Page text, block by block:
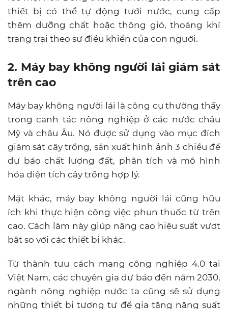
thiết bị có thể tự động tưới nước, cung cấp
thêm dưỡng chất hoặc thông gió, thoáng khí
trang trại theo sự điều khiển của con người.
2. Máy bay không người lái giám sát
trên cao
Máy bay không người lái là công cụ thường thấy
trong canh tác nông nghiệp ở các nước châu
Mỹ và châu Âu. Nó được sử dụng vào mục đích
giám sát cây trồng, sản xuất hình ảnh 3 chiều để
dự báo chất lượng đất, phân tích và mô hình
hóa diện tích cây trồng hợp lý.
Mặt khác, máy bay không người lái cũng hữu
ích khi thực hiện công việc phun thuốc từ trên
cao. Cách làm này giúp nâng cao hiệu suất vượt
bật so với các thiết bị khác.
Từ thành tựu cách mạng công nghiệp 4.0 tại
Việt Nam, các chuyên gia dự báo đến năm 2030,
ngành nông nghiệp nước ta cũng sẽ sử dụng
những thiết bị tương tự để gia tăng năng suất